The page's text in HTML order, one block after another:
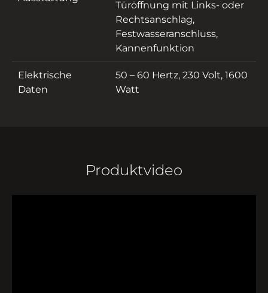
Türöffnung mit Links- oder
Rechtsanschlag,
Festwasseranschluss,
Kannenfunktion
Elektrische
Daten
50 – 60 Hertz, 230 Volt, 1600
Watt
Produktvideo